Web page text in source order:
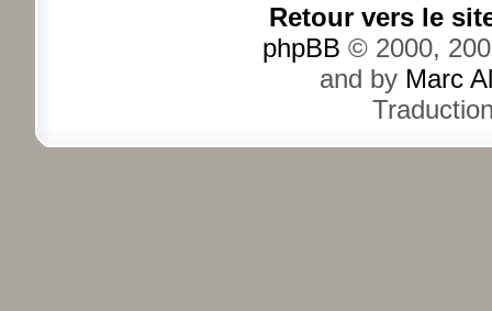
Retour vers le
phpBB © 2000,
and by Marc